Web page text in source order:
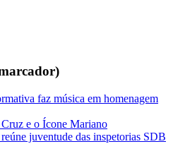
faz música em homenagem
e o Ícone Mariano
juventude das inspetorias SDB